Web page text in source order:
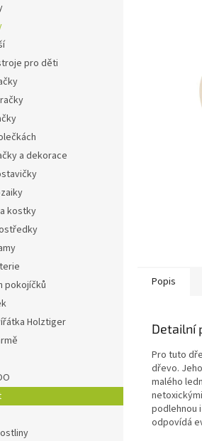
pro děti
a dekorace
kostky
pokojíčků
Holztiger
Popis
Detailní
Pro tuto
dřevo.
malého
podlehnou
odpovídá